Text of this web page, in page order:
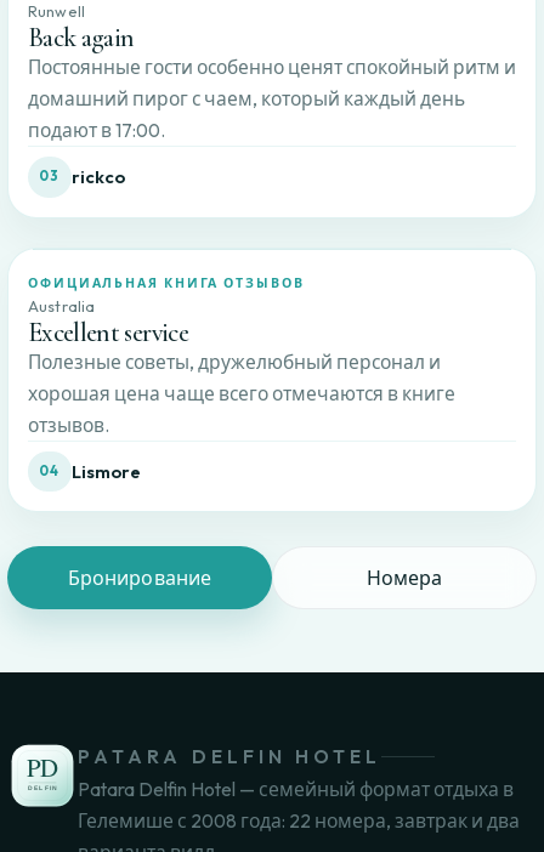
Runwell
Back again
Постоянные гости особенно ценят спокойный ритм и
домашний пирог с чаем, который каждый день
подают в 17:00.
03 rickco
ОФИЦИАЛЬНАЯ КНИГА ОТЗЫВОВ
Australia
Excellent service
Полезные советы, дружелюбный персонал и
хорошая цена чаще всего отмечаются в книге
отзывов.
04 Lismore
Бронирование Номера
PATARA DELFIN HOTEL
Patara Delfin Hotel — семейный формат отдыха в
Гелемише с 2008 года: 22 номера, завтрак и два